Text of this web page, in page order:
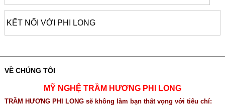
KẾT NỐI VỚI PHI LONG
VỀ CHÚNG TÔI
MỸ NGHỆ TRẦM HƯƠNG PHI LONG
TRẦM HƯƠNG PHI LONG sẽ không làm bạn thất vọng với tiêu chí: